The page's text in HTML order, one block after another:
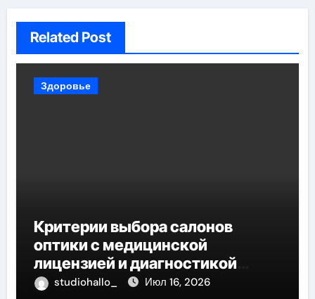
Related Post
Здоровье
Критерии выбора салонов
оптики с медицинской
лицензией и диагностикой
зрения
studiohallo_ Июл 16, 2026